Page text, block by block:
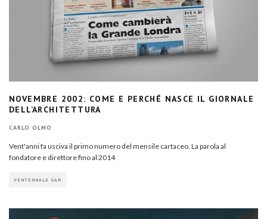
NOVEMBRE 2002: COME E PERCHÉ NASCE IL GIORNALE
DELL’ARCHITETTURA
CARLO OLMO
Vent'anni fa usciva il primo numero del mensile cartaceo. La parola al
fondatore e direttore fino al 2014
VENTENNALE GAR